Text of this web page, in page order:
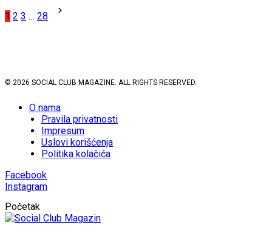
Posts
pagination
1 2 3 … 28
© 2026 SOCIAL CLUB MAGAZINE. ALL RIGHTS RESERVED.
O nama
Pravila privatnosti
Impresum
Uslovi korišćenja
Politika kolačića
Facebook
Instagram
Početak